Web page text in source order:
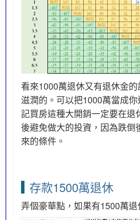
看來1000萬退休又有退休金
滋潤的。可以把1000萬當成
記買房這種大開銷一定要在退
後避免做大的投資，因為跌倒
來的條件。
存款1500萬退休
弄個豪華點，如果有1500萬退